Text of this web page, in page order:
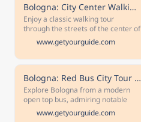
Bologna: City Center Walking Tour
Enjoy a classic walking tour
through the streets of the center of
Bologna visiting the main cultural
attractions of the city. Explore
some of the picturesque squares
and beautiful buildings of the city
on this 2-hour tour.
www.getyourguide.com
Bologna: Red Bus City Tour and Local Food Tasting
Explore Bologna from a modern
open top bus, admiring notable
local monuments and the
architechtural beauty of the city.
www.getyourguide.com